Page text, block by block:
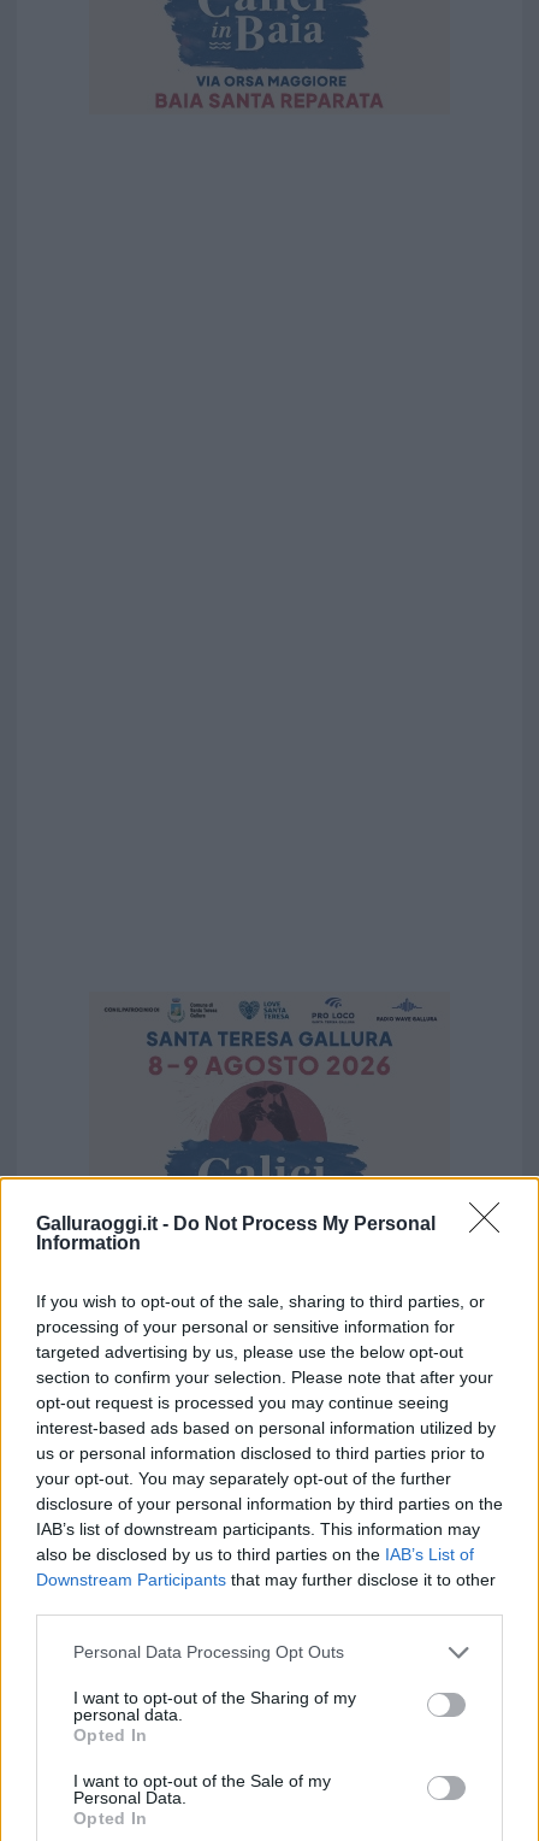
Galluraoggi.it - Do Not Process My Personal
Information
If you wish to opt-out of the sale, sharing to third parties, or
processing of your personal or sensitive information for
targeted advertising by us, please use the below opt-out
section to confirm your selection. Please note that after your
opt-out request is processed you may continue seeing
interest-based ads based on personal information utilized by
us or personal information disclosed to third parties prior to
your opt-out. You may separately opt-out of the further
disclosure of your personal information by third parties on the
IAB’s list of downstream participants. This information may
also be disclosed by us to third parties on the IAB’s List of
Downstream Participants that may further disclose it to other
Please note that this website/app uses one or more Google
not limited to your visit or usage behaviour. You may click to
grant or deny consent to Google and its third-party tags to
use your data for below specified purposes in below Google
consent section.
Personal Data Processing Opt Outs
I want to opt-out of the Sharing of my
personal data.
Opted In
I want to opt-out of the Sale of my
Personal Data.
Opted In
Vuoi rimuovere le pubblicità nazionali?
Puoi abbonarti asoli € 1,10 al mese
cliccandoqui
Sei già abbonato?
Puoi effettuare l'accesso andando nella
sezioneLogindal menù del sito o
cliccando
qui
TEMI: Chiara Ferragni
Fedez Ferragni Olbia
Fedez Sardegna
Ferragnez
Porto Cervo